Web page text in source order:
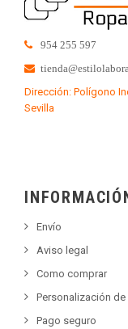
954 255 597
Dirección: Polígono
Sevilla
Envío
Aviso legal
Como comprar
Personalización
Pago seguro